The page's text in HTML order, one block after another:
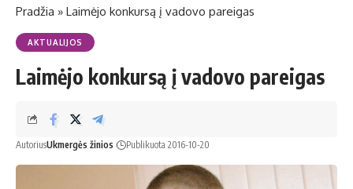
Pradžia » Laimėjo konkursą į vadovo pareigas
AKTUALIJOS
Laimėjo konkursą į vadovo pareigas
AutoriusUkmergės žinios Publikuota 2016-10-20